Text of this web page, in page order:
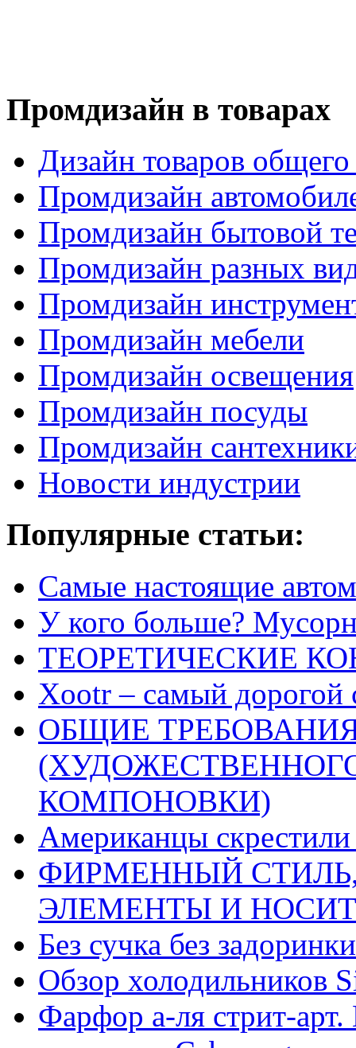
Промдизайн в товарах
Дизайн товаров общего
Промдизайн
Промдизайн бытовой
Промдизайн разных
Промдизайн
Промдизайн мебели
Промдизайн освещения
Промдизайн посуды
Промдизайн
Новости индустрии
Популярные статьи:
Самые настоящие
У кого больше?
ТЕОРЕТИЧЕСКИЕ
Xootr – самый дорогой
ОБЩИЕ
КОМПОНОВКИ)
Американцы
ФИРМЕННЫЙ
ЭЛЕМЕНТЫ И
Без сучка без
Обзор холодильников
Фарфор а-ля стрит-